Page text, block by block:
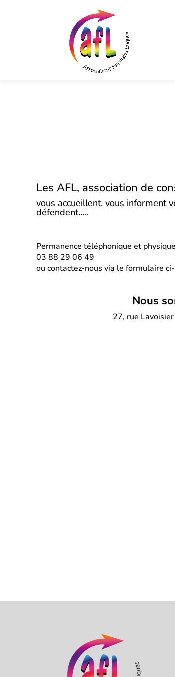
Les AFL, association de
vous accueillent, vous informent
défendent…..
Permanence téléphonique et
03 88 29 06 49
ou contactez-nous via le formulaire
Nous
27, rue